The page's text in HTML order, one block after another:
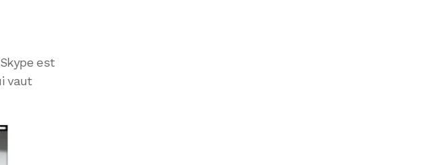
est
vaut